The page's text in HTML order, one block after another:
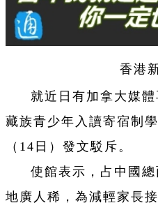
香港
就近日有加拿大媒
藏族青少年入讀寄宿制
（14日）發文駁斥。
使館表示，占中國
地廣人稀，為減輕家長